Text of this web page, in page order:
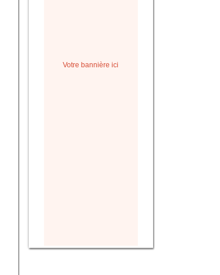
Votre bannière ici